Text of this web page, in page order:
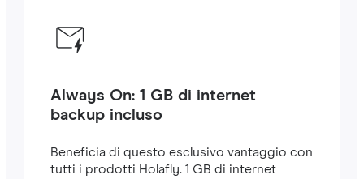
Always On: 1 GB di internet
backup incluso
Beneficia di questo esclusivo vantaggio con
tutti i prodotti Holafly. 1 GB di internet